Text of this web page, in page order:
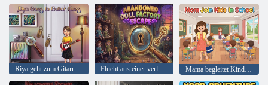
Flucht aus einer verlassenen Puppenfabrik Mama begleitet Kinder in der Schule